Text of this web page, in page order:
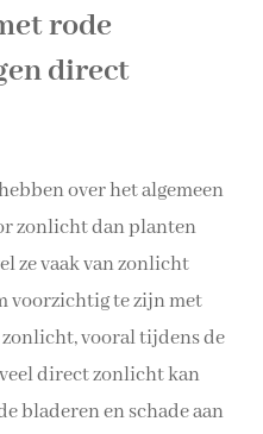
rode
direct
over het algemeen
zonlicht dan planten
ze vaak van zonlicht
voorzichtig te zijn met
vooral tijdens de
direct zonlicht kan
bladeren en schade aan